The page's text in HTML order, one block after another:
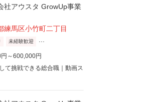
社アウスタ GrowUp事業
練馬区小竹町二丁目
未経験歓迎
～600,000円
て挑戦できる総合職｜動画ス